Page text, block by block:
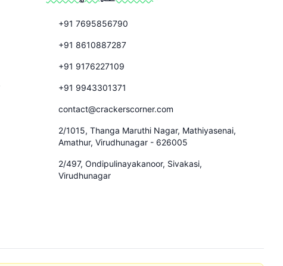
+91 7695856790
+91 8610887287
+91 9176227109
+91 9943301371
contact@crackerscorner.com
2/1015, Thanga Maruthi Nagar, Mathiyasenai,
Amathur, Virudhunagar - 626005
2/497, Ondipulinayakanoor, Sivakasi,
Virudhunagar